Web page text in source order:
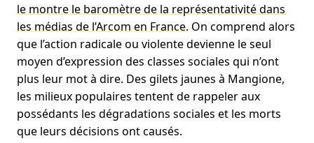
le montre le baromètre de la représentativité dans
les médias de l’Arcom en France. On comprend alors
que l’action radicale ou violente devienne le seul
moyen d’expression des classes sociales qui n’ont
plus leur mot à dire. Des gilets jaunes à Mangione,
les milieux populaires tentent de rappeler aux
possédants les dégradations sociales et les morts
que leurs décisions ont causés.